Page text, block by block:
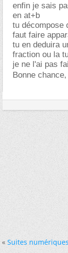
enfin je sais
en at+b
tu décompose
faut faire
tu en deduira
fraction ou la
je ne l'ai pas
Bonne
« Suites numériques